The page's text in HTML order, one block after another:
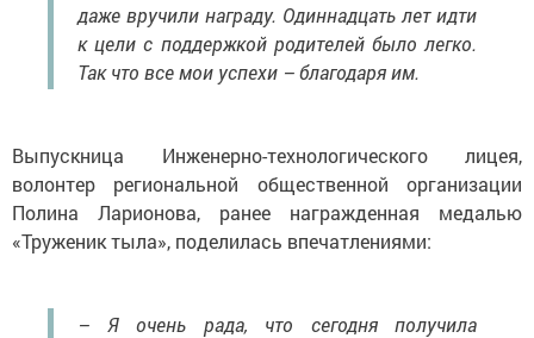
даже вручили награду. Одиннадцать лет идти
к цели с поддержкой родителей было легко.
Так что все мои успехи – благодаря им.
Выпускница Инженерно-технологического лицея,
волонтер региональной общественной организации
Полина Ларионова, ранее награжденная медалью
«Труженик тыла», поделилась впечатлениями:
– Я очень рада, что сегодня получила